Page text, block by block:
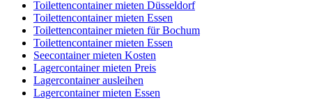
Toilettencontainer mieten Düsseldorf
Toilettencontainer mieten Essen
Toilettencontainer mieten für Bochum
Toilettencontainer mieten Essen
Seecontainer mieten Kosten
Lagercontainer mieten Preis
Lagercontainer ausleihen
Lagercontainer mieten Essen